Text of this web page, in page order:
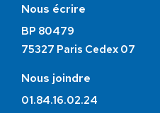
Nous écrire
BP 80479
75327 Paris Cedex 07
Nous joindre
01.84.16.02.24